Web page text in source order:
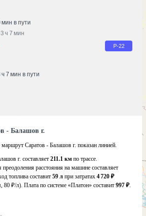
мин в пути
3 ч 7 мин
Р-22
ч 7 мин в пути
- Балашов г.
маршрут Саратов - Балашов г. показан линией.
г. составляет 211.1 км по трассе.
расстояния на машине составляет
топлива составит 59 л при затратах 4 720 ₽
80 ₽/л). Плата по системе «Платон» составит 997 ₽.